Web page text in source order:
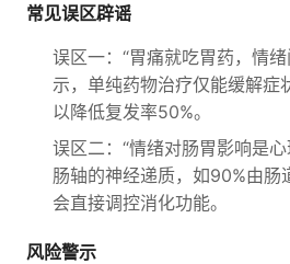
常见误区辟谣
误区一：“胃痛就吃胃药，情
示，单纯药物治疗仅能缓解症
以降低复发率50%。
误区二：“情绪对肠胃影响是
肠轴的神经递质，如90%由肠
会直接调控消化功能。
风险警示